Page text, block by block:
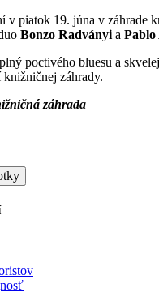
v piatok 19. júna v záhrade
Bonzo Radványi a Pablo
poctivého bluesu a
záhrady.
záhrada